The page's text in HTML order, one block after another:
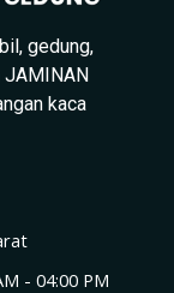
gedung,
JAMINAN
kaca
- 04:00 PM